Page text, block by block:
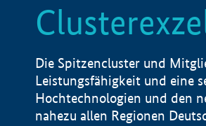
Die Spitzencluster und
Leistungsfähigkeit und eine
Hochtechnologien und den
nahezu allen Regionen